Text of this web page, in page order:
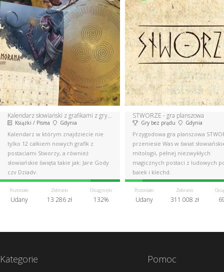
Kalendarz słowiański z grafikami z gry STWORZE
Książki / Pisma Gdynia
Kalendarz w którym znajdziecie nie
tylko 12 całkiem nowych grafik z
postaciami Stworzy, a również
słowiańskie święta takie jak: Jare Gody
czy Dziady.
Pozostało
Udany
Zebrano
13 286 zł
Osiągnięto
132%
STWORZE - gra planszowa
Gry bez prądu Gdynia
Przygodowa gra planszowa
przeniesie Was w świat
mitologii, pełnej niezwykłych
magicznych postaci z ludowych
bajek i klechd.
Pozostało
Udany
Zebrano
311 008 zł
Kategorie Pomoc